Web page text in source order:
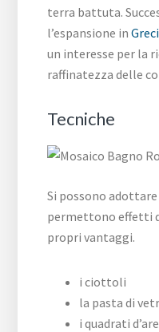
terra battuta.
l’espansione in
un interesse per la
raffinatezza delle
Tecniche
Si possono
permettono effetti
propri vantaggi.
i ciottoli
la pasta di
i quadrati